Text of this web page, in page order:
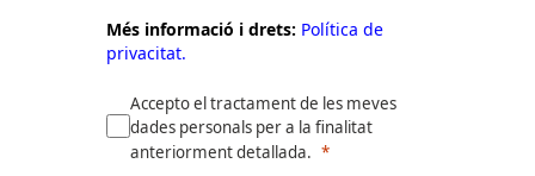
Més informació i drets: Política de
privacitat.
Accepto el tractament de les meves
dades personals per a la finalitat
anteriorment detallada.